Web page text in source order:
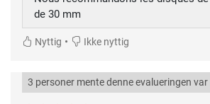
de 30 mm
Nyttig • Ikke nyttig
3 personer mente denne evalueringen